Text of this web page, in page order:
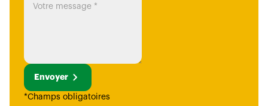
Envoyer
*Champs obligatoires